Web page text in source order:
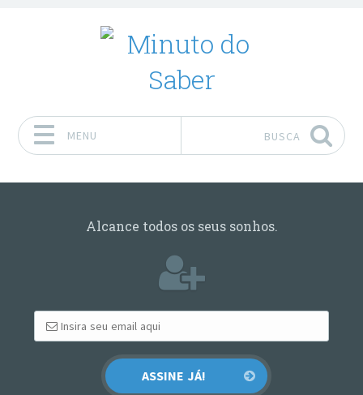
MENU BUSCA
Alcance todos os seus sonhos.